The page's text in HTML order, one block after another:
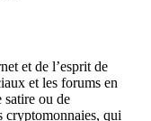
et de l’esprit de
et les forums en
satire ou de
cryptomonnaies, qui